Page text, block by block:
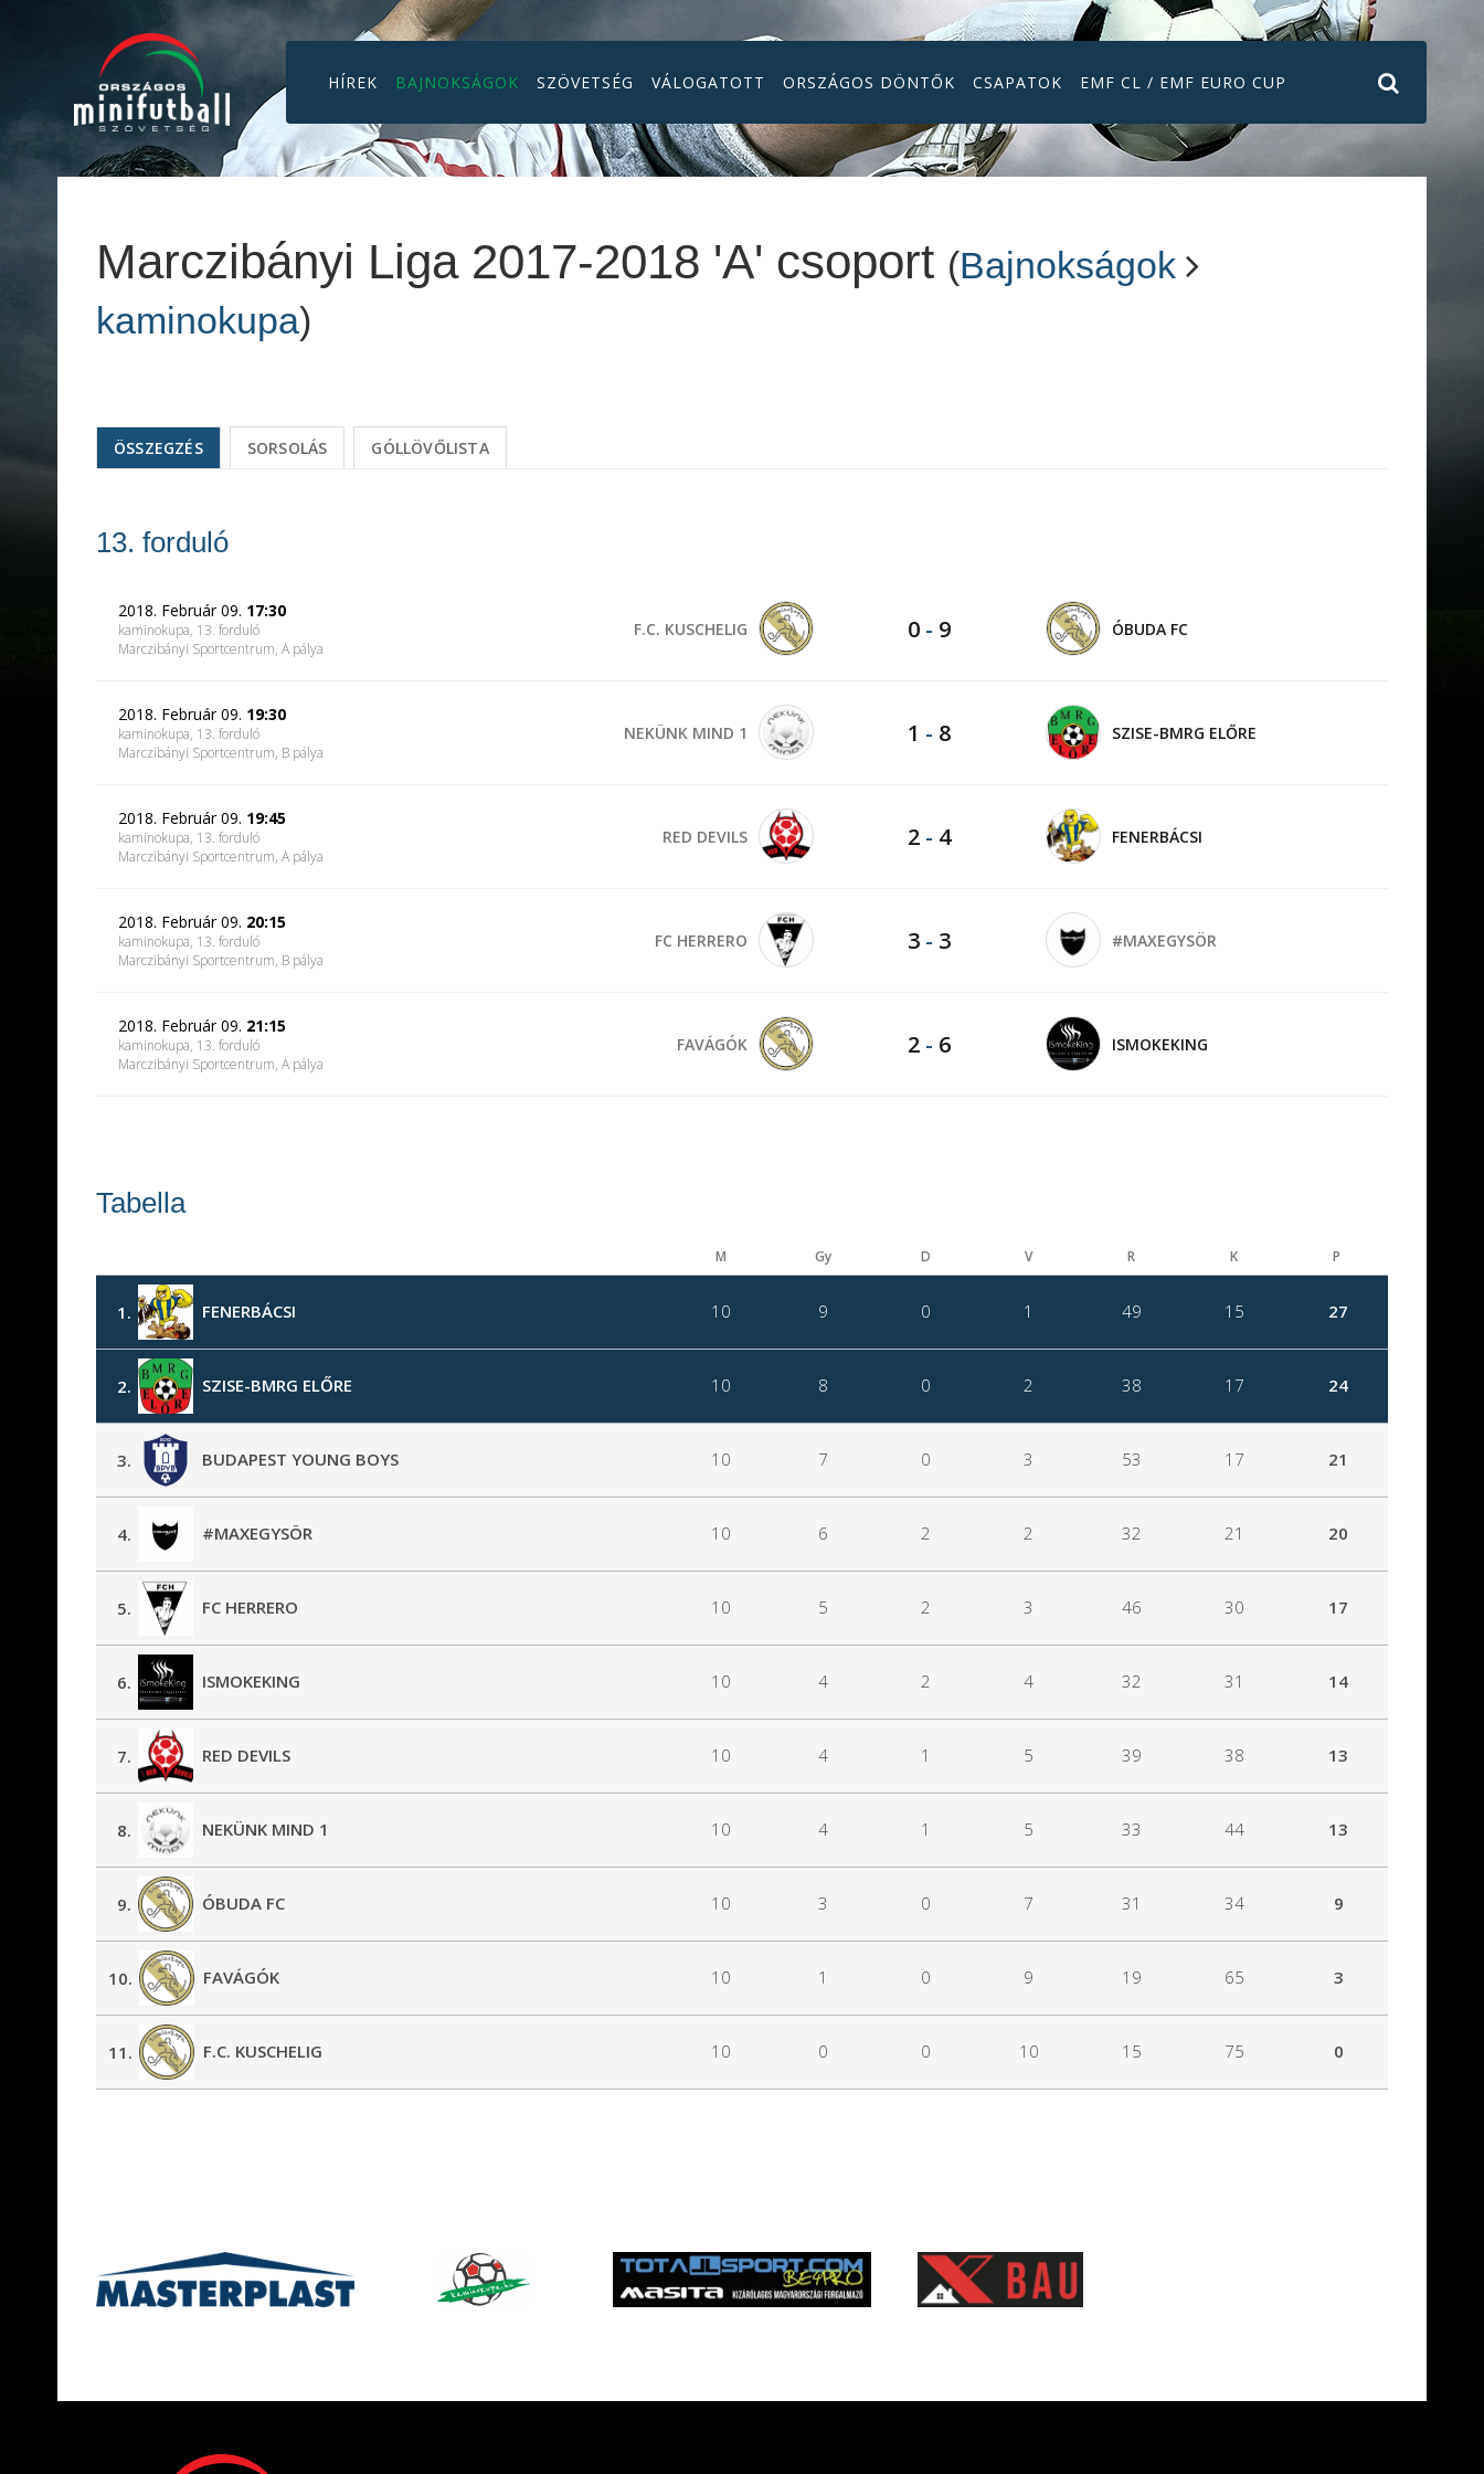
HÍREK BAJNOKSÁGOK SZÖVETSÉG VÁLOGATOTT ORSZÁGOS DÖNTŐK CSAPATOK EMF CL / EMF EURO CUP
Marczibányi Liga 2017-2018 'A' csoport (Bajnokságok
kaminokupa)
ÖSSZEGZÉS SORSOLÁS GÓLLÖVŐLISTA
13. forduló
2018. Február 09. 17:30
kaminokupa, 13. forduló
Marczibányi Sportcentrum, A pálya
F.C. KUSCHELIG 0 - 9 ÓBUDA FC
2018. Február 09. 19:30
kaminokupa, 13. forduló
Marczibányi Sportcentrum, B pálya
NEKÜNK MIND 1 1 - 8 SZISE-BMRG ELŐRE
2018. Február 09. 19:45
kaminokupa, 13. forduló
Marczibányi Sportcentrum, A pálya
RED DEVILS 2 - 4 FENERBÁCSI
2018. Február 09. 20:15
kaminokupa, 13. forduló
Marczibányi Sportcentrum, B pálya
FC HERRERO 3 - 3 #MAXEGYSÖR
2018. Február 09. 21:15
kaminokupa, 13. forduló
Marczibányi Sportcentrum, A pálya
FAVÁGÓK 2 - 6 ISMOKEKING
Tabella
M Gy D V R K P
1. FENERBÁCSI 10 9 0 1 49 15 27
2. SZISE-BMRG ELŐRE 10 8 0 2 38 17 24
3. BUDAPEST YOUNG BOYS 10 7 0 3 53 17 21
4. #MAXEGYSÖR 10 6 2 2 32 21 20
5. FC HERRERO 10 5 2 3 46 30 17
6. ISMOKEKING 10 4 2 4 32 31 14
7. RED DEVILS 10 4 1 5 39 38 13
8. NEKÜNK MIND 1 10 4 1 5 33 44 13
9. ÓBUDA FC 10 3 0 7 31 34 9
10. FAVÁGÓK 10 1 0 9 19 65 3
11. F.C. KUSCHELIG 10 0 0 10 15 75 0